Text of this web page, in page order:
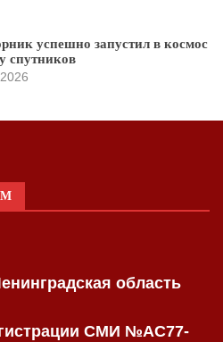
успешно запустил в космос
спутников
область
СМИ №AC77-